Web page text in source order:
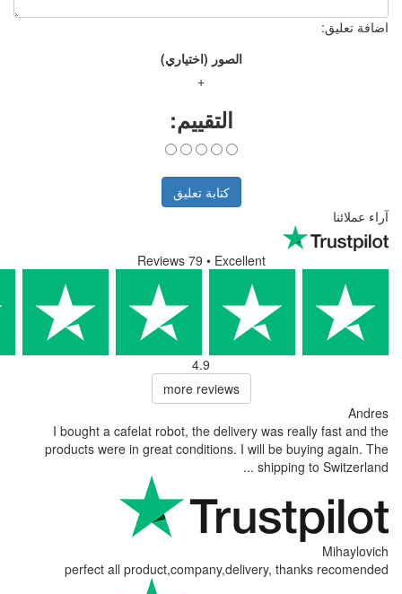
I bought a cafelat robot, the
products were in great conditions. I
perfect all